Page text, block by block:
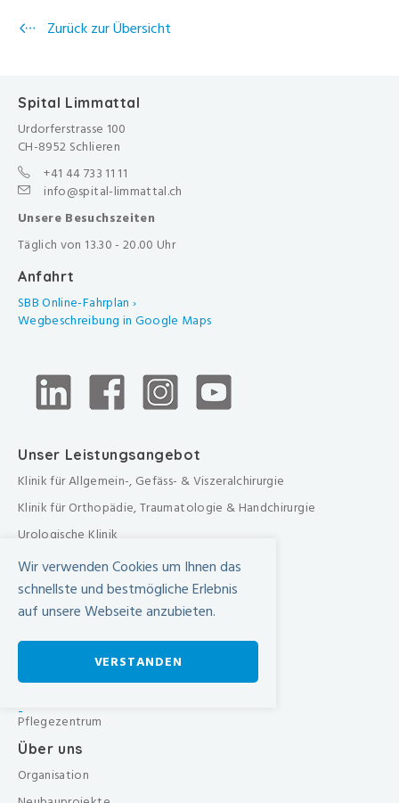
Zurück zur Übersicht
Spital Limmattal
Urdorferstrasse 100
CH-8952 Schlieren
+41 44 733 11 11
info@spital-limmattal.ch
Unsere Besuchszeiten
Täglich von 13.30 - 20.00 Uhr
Anfahrt
SBB Online-Fahrplan ›
Wegbeschreibung in Google Maps
Unser Leistungsangebot
Klinik für Allgemein-, Gefäss- & Viszeralchirurgie
Klinik für Orthopädie, Traumatologie & Handchirurgie
Urologische Klinik
Medizinische Klinik
Frauenklinik
Übergreifende medizinische Bereiche
Übergreifende Bereiche
Beratungen & Dienste
Pflegezentrum
Über uns
Organisation
Wir verwenden Cookies um Ihnen das
schnellste und bestmögliche Erlebnis
auf unsere Webseite anzubieten.
VERSTANDEN
-